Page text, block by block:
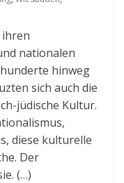
ihren
nationalen
hinweg
sich auch die
jüdische Kultur.
diese kulturelle
Der
(…)